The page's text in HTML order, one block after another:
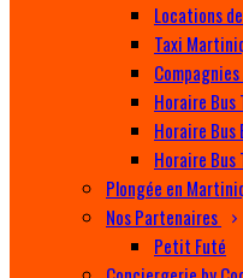
Locations
Taxi
Horaire Bus
Horaire Bus
Horaire Bus
Plongée en
Nos Partenaires
Petit Futé